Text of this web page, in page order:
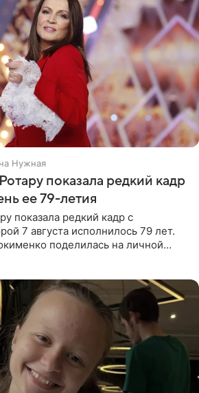
Нужная
показала редкий кадр
ее 79-летия
показала редкий кадр с
7 августа исполнилось 79 лет.
поделилась на личной